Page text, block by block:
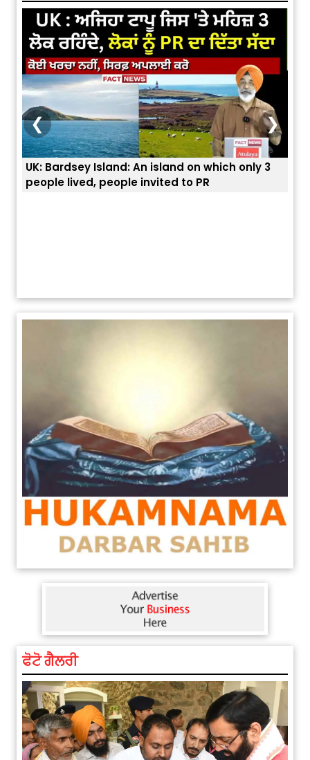
3
ਭਾਰਤੀਆਂ ਨੂੰ ਬੇੜੀਆਂ ਲਾ ਕੇ ਹੀ ਡਿਪੋਰਟ ਕਿਉਂ ਕੀਤੇ ਅਮਰੀਕਾ ਨੇ ? |
ਯੂਐੱਸ ਬਾਰਡਰ ਪੈਟਰੋਲ ਚੀਫ਼ ਨੇ ਦੱਸਿਆ ਅਸਲ ਕਾਰਨ
❮ ❯
ਫੋਟੋ ਗੈਲਰੀ